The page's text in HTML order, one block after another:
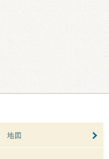
地図